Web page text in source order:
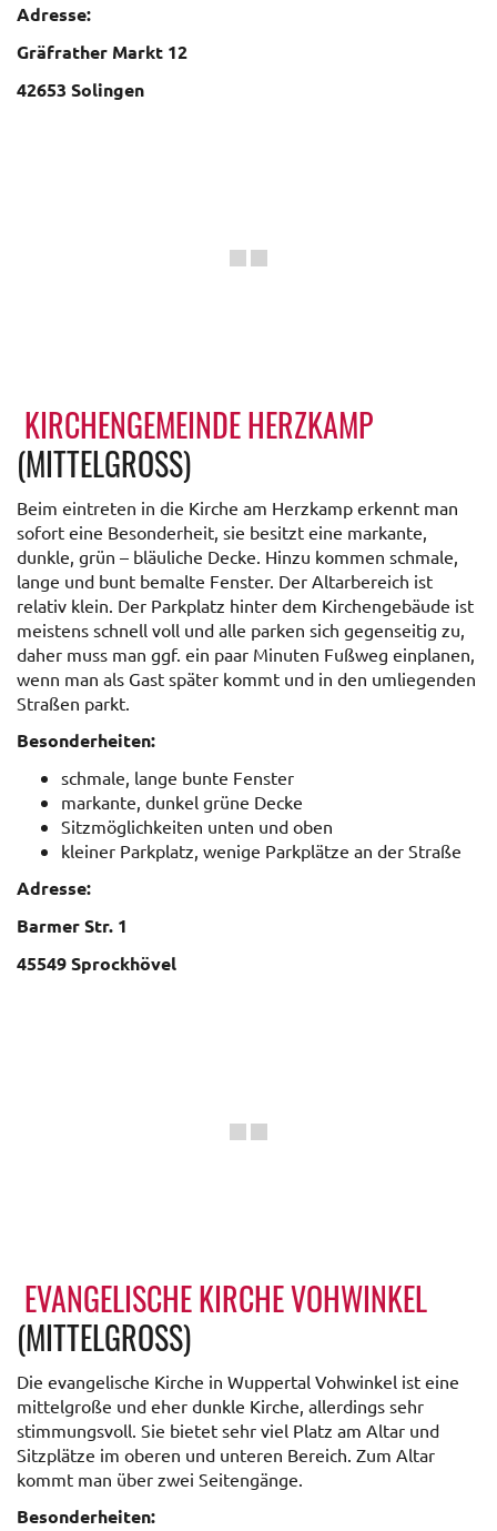
Adresse:
Gräfrather Markt 12
42653 Solingen
KIRCHENGEMEINDE HERZKAMP
(MITTELGROSS)
Beim eintreten in die Kirche am Herzkamp erkennt man
sofort eine Besonderheit, sie besitzt eine markante,
dunkle, grün – bläuliche Decke. Hinzu kommen schmale,
lange und bunt bemalte Fenster. Der Altarbereich ist
relativ klein. Der Parkplatz hinter dem Kirchengebäude ist
meistens schnell voll und alle parken sich gegenseitig zu,
daher muss man ggf. ein paar Minuten Fußweg einplanen,
wenn man als Gast später kommt und in den umliegenden
Straßen parkt.
Besonderheiten:
schmale, lange bunte Fenster
markante, dunkel grüne Decke
Sitzmöglichkeiten unten und oben
kleiner Parkplatz, wenige Parkplätze an der Straße
Adresse:
Barmer Str. 1
45549 Sprockhövel
EVANGELISCHE KIRCHE VOHWINKEL
(MITTELGROSS)
Die evangelische Kirche in Wuppertal Vohwinkel ist eine
mittelgroße und eher dunkle Kirche, allerdings sehr
stimmungsvoll. Sie bietet sehr viel Platz am Altar und
Sitzplätze im oberen und unteren Bereich. Zum Altar
kommt man über zwei Seitengänge.
Besonderheiten: